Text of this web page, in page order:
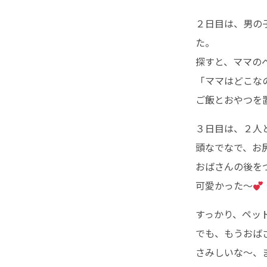
２日目は、男
た。
探すと、ママの
「ママはどこ
ご飯とおやつ
３日目は、２
頭なでなで、お
おばさんの後を
可愛かった〜
すっかり、ペッ
でも、もうおば
さみしいな〜、